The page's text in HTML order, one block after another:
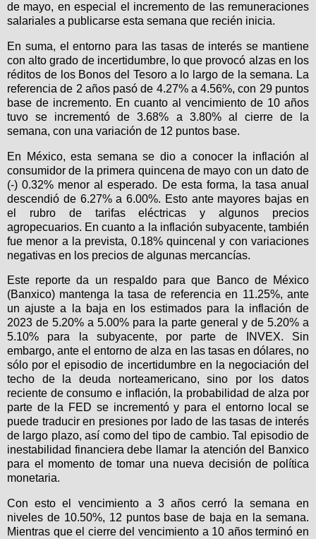
de mayo, en especial el incremento de las remuneraciones
salariales a publicarse esta semana que recién inicia.
En suma, el entorno para las tasas de interés se mantiene
con alto grado de incertidumbre, lo que provocó alzas en los
réditos de los Bonos del Tesoro a lo largo de la semana. La
referencia de 2 años pasó de 4.27% a 4.56%, con 29 puntos
base de incremento. En cuanto al vencimiento de 10 años
tuvo se incrementó de 3.68% a 3.80% al cierre de la
semana, con una variación de 12 puntos base.
En México, esta semana se dio a conocer la inflación al
consumidor de la primera quincena de mayo con un dato de
(-) 0.32% menor al esperado. De esta forma, la tasa anual
descendió de 6.27% a 6.00%. Esto ante mayores bajas en
el rubro de tarifas eléctricas y algunos precios
agropecuarios. En cuanto a la inflación subyacente, también
fue menor a la prevista, 0.18% quincenal y con variaciones
negativas en los precios de algunas mercancías.
Este reporte da un respaldo para que Banco de México
(Banxico) mantenga la tasa de referencia en 11.25%, ante
un ajuste a la baja en los estimados para la inflación de
2023 de 5.20% a 5.00% para la parte general y de 5.20% a
5.10% para la subyacente, por parte de INVEX. Sin
embargo, ante el entorno de alza en las tasas en dólares, no
sólo por el episodio de incertidumbre en la negociación del
techo de la deuda norteamericano, sino por los datos
reciente de consumo e inflación, la probabilidad de alza por
parte de la FED se incrementó y para el entorno local se
puede traducir en presiones por lado de las tasas de interés
de largo plazo, así como del tipo de cambio. Tal episodio de
inestabilidad financiera debe llamar la atención del Banxico
para el momento de tomar una nueva decisión de política
monetaria.
Con esto el vencimiento a 3 años cerró la semana en
niveles de 10.50%, 12 puntos base de baja en la semana.
Mientras que el cierre del vencimiento a 10 años terminó en